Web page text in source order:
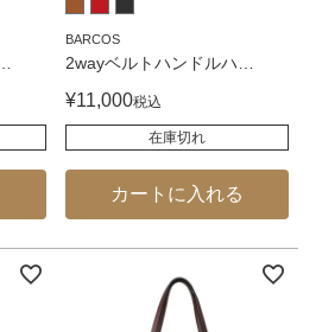
BARCOS
2wayベルトハンドルハ
¥11,000税込
在庫切れ
カートに入れる